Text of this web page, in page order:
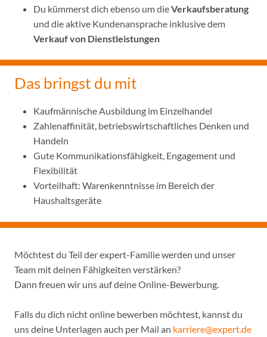
Du kümmerst dich ebenso um dieVerkaufsberatung
und die aktive Kundenansprache inklusive dem
Verkauf von Dienstleistungen
Das bringst du mit
Kaufmännische Ausbildung im Einzelhandel
Zahlenaffinität, betriebswirtschaftliches Denken und
Handeln
Gute Kommunikationsfähigkeit, Engagement und
Flexibilität
Vorteilhaft: Warenkenntnisse im Bereich der
Haushaltsgeräte
Möchtest du Teil der expert-Familie werden und unser
Team mit deinen Fähigkeiten verstärken?
Dann freuen wir uns auf deine Online-Bewerbung.
Falls du dich nicht online bewerben möchtest, kannst du
uns deine Unterlagen auch per Mail an karriere@expert.de